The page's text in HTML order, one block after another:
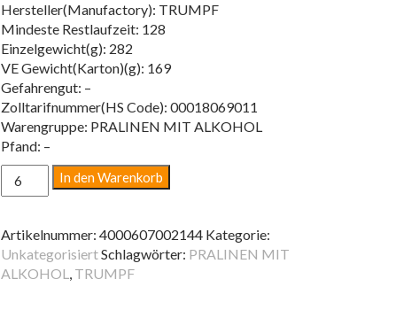
Hersteller(Manufactory): TRUMPF
Mindeste Restlaufzeit: 128
Einzelgewicht(g): 282
VE Gewicht(Karton)(g): 169
Gefahrengut: –
Zolltarifnummer(HS Code): 00018069011
Warengruppe: PRALINEN MIT ALKOHOL
Pfand: –
EDLE
TROPFEN
200G
SC
Menge
In den Warenkorb
Artikelnummer: 4000607002144 Kategorie:
UnkategorisiertSchlagwörter: PRALINEN MIT
ALKOHOL , TRUMPF